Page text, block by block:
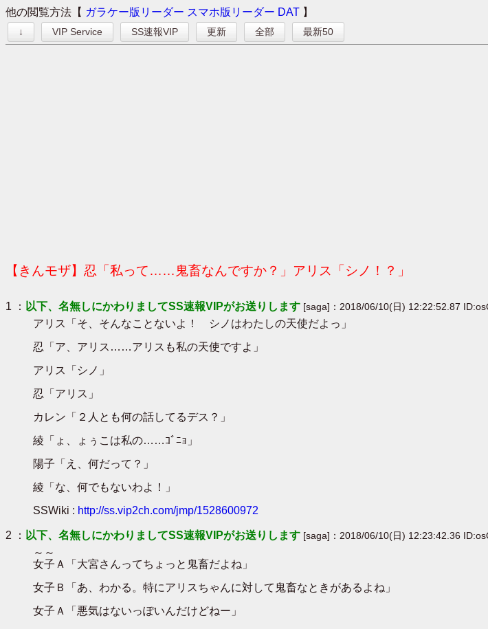
他の閲覧方法【 ガラケー版リーダー スマホ版リーダー DAT 】
↓ VIP Service SS速報VIP 更新 全部 最新50
【きんモザ】忍「私って……鬼畜なんですか？」アリス「シノ！？」
1 ： 以下、名無しにかわりましてSS速報VIPがお送りします [saga]：2018/06/10(日) 12:22:52.87
アリス「そ、そんなことないよ！ シノはわたしの天使だよっ」
忍「ア、アリス……アリスも私の天使ですよ」
アリス「シノ」
忍「アリス」
カレン「２人とも何の話してるデス？」
綾「ょ、ょぅこは私の……ｺﾞﾆｮ」
陽子「え、何だって？」
綾「な、何でもないわよ！」
SSWiki : http://ss.vip2ch.com/jmp/1528600972
2 ： 以下、名無しにかわりましてSS速報VIPがお送りします [saga]：2018/06/10(日) 12:23:42.36
～～
女子Ａ「大宮さんってちょっと鬼畜だよね」
女子Ｂ「あ、わかる。特にアリスちゃんに対して鬼畜なときがあるよね」
女子Ａ「悪気はないっぽいんだけどねー」